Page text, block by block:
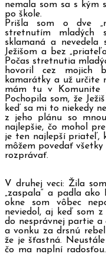
nemala som sa s kým
po škole.
Prišla som o dve
stretnutím
sklamaná a
Ježišom a bez
Počas stretnutia
hovoril cez mojich
kamarátky a už určite
mám tu v Komunite
Pochopila som, že
keď sa mi to niekedy
z jeho plánu so
najlepšie, čo mohol
je ten najlepší priateľ,
môžem povedať
rozprávať.
V druhej veci: Žila
„zaspala“ a padla
okne som vôbec
neviedol, aj keď som
do nesprávnej partie a
a vonku za drsnú
že je šťastná.
čo ma naplní